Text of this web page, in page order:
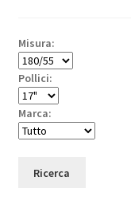
Misura:
Pollici:
Marca:
Ricerca